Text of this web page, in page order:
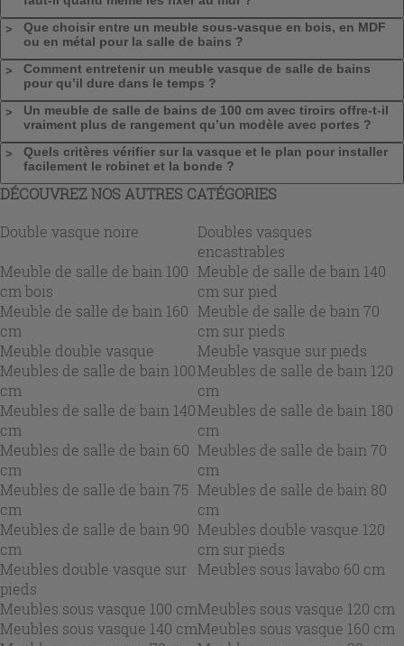
Que choisir entre un meuble sous-vasque en bois, en MDF
ou en métal pour la salle de bains ?
Comment entretenir un meuble vasque de salle de bains
pour qu’il dure dans le temps ?
Un meuble de salle de bains de 100 cm avec tiroirs offre-t-il
vraiment plus de rangement qu’un modèle avec portes ?
Quels critères vérifier sur la vasque et le plan pour installer
facilement le robinet et la bonde ?
DÉCOUVREZ NOS AUTRES CATÉGORIES
Double vasque noire
Doubles vasques
encastrables
Meuble de salle de bain 100
cm bois
Meuble de salle de bain 140
cm sur pied
Meuble de salle de bain 160
cm
Meuble de salle de bain 70
cm sur pieds
Meuble double vasque
Meuble vasque sur pieds
Meubles de salle de bain 100
cm
Meubles de salle de bain 120
cm
Meubles de salle de bain 140
cm
Meubles de salle de bain 180
cm
Meubles de salle de bain 60
cm
Meubles de salle de bain 70
cm
Meubles de salle de bain 75
cm
Meubles de salle de bain 80
cm
Meubles de salle de bain 90
cm
Meubles double vasque 120
cm sur pieds
Meubles double vasque sur
pieds
Meubles sous lavabo 60 cm
Meubles sous vasque 100 cmMeubles sous vasque 120 cm
Meubles sous vasque 140 cmMeubles sous vasque 160 cm